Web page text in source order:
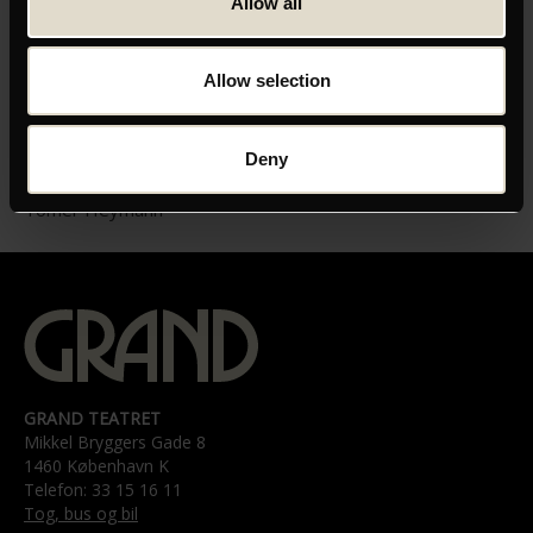
Allow selection
Deny
ORIGINAL TITEL
Tomer Heymann
GRAND TEATRET
Mikkel Bryggers Gade 8
1460 København K
Telefon: 33 15 16 11
Tog, bus og bil